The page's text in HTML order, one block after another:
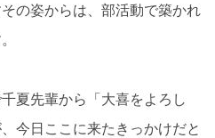
の姿からは、部活動で築かれ
夏先輩から「大喜をよろし
今日ここに来たきっかけだと